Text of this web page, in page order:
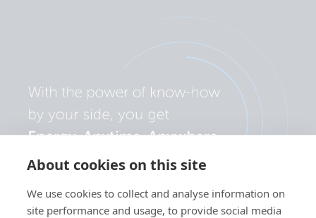
About cookies on this site
We use cookies to collect and analyse information on
site performance and usage, to provide social media